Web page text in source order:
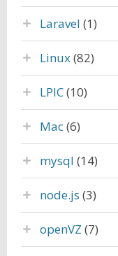
Laravel (1)
Linux(82)
LPIC(10)
Mac(6)
mysql (14)
node.js (3)
openVZ (7)